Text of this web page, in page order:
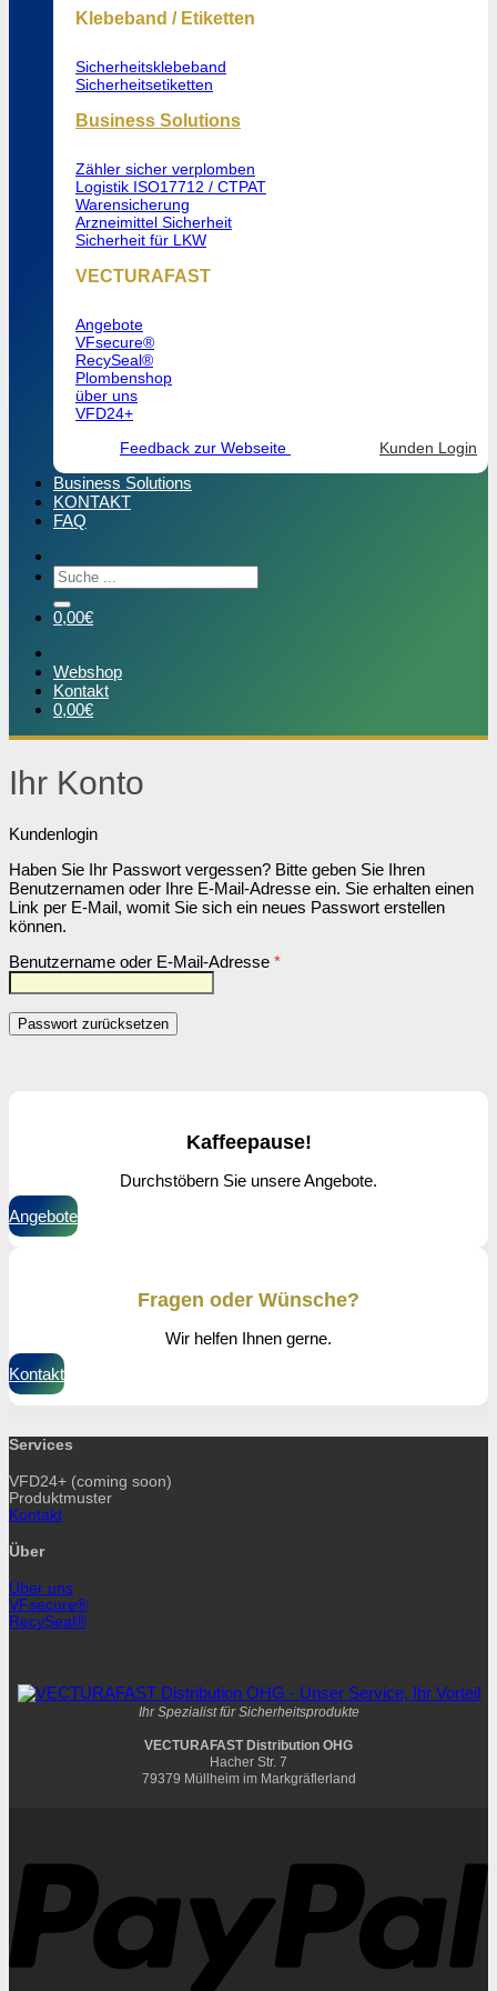
Klebeband / Etiketten
Sicherheitsklebeband
Sicherheitsetiketten
Business Solutions
Zähler sicher verplomben
Logistik ISO17712 / CTPAT
Warensicherung
Arzneimittel Sicherheit
Sicherheit für LKW
VECTURAFAST
Angebote
VFsecure®
RecySeal®
Plombenshop
über uns
VFD24+
Feedback zur Webseite
Kunden Login
Business Solutions
KONTAKT
FAQ
Suchen
nach:
0,00€
Webshop
Kontakt
0,00€
Ihr Konto
Kundenlogin
Haben Sie Ihr Passwort vergessen? Bitte geben Sie Ihren
Benutzernamen oder Ihre E-Mail-Adresse ein. Sie erhalten einen
Link per E-Mail, womit Sie sich ein neues Passwort erstellen
können.
Benutzername oder E-Mail-Adresse *Erforderlich
Passwort zurücksetzen
Kaffeepause!
Durchstöbern Sie unsere Angebote.
Angebote
Fragen oder Wünsche?
Wir helfen Ihnen gerne.
Kontakt
Services
VFD24+ (coming soon)
Produktmuster
Kontakt
Über
Über uns
VFsecure®
RecySeal®
Ihr Spezialist für Sicherheitsprodukte
VECTURAFAST Distribution OHG
Hacher Str. 7
79379 Müllheim im Markgräflerland